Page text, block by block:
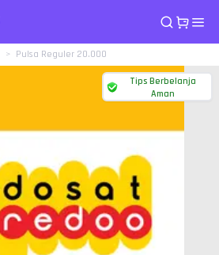
Pulsa Reguler 20.000
Tips Berbelanja
Aman